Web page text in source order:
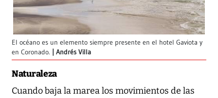
El océano es un elemento siempre presente en el hotel Gaviota y
en Coronado.
Andrés Villa
Naturaleza
Cuando baja la marea los movimientos de las